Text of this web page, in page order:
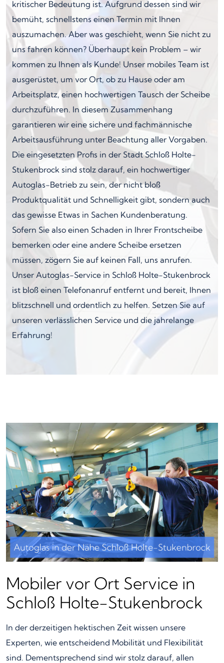
kritischer Bedeutung ist. Aufgrund dessen sind wir
bemüht, schnellstens einen Termin mit Ihnen
auszumachen. Aber was geschieht, wenn Sie nicht zu
uns fahren können? Überhaupt kein Problem – wir
kommen zu Ihnen als Kunde! Unser mobiles Team ist
ausgerüstet, um vor Ort, ob zu Hause oder am
Arbeitsplatz, einen hochwertigen Tausch der Scheibe
durchzuführen. In diesem Zusammenhang
garantieren wir eine sichere und fachmännische
Arbeitsausführung unter Beachtung aller Vorgaben.
Die eingesetzten Profis in der Stadt Schloß Holte-
Stukenbrock sind stolz darauf, ein hochwertiger
Autoglas-Betrieb zu sein, der nicht bloß
Produktqualität und Schnelligkeit gibt, sondern auch
das gewisse Etwas in Sachen Kundenberatung.
Sofern Sie also einen Schaden in Ihrer Frontscheibe
bemerken oder eine andere Scheibe ersetzen
müssen, zögern Sie auf keinen Fall, uns anrufen.
Unser Autoglas-Service in Schloß Holte-Stukenbrock
ist bloß einen Telefonanruf entfernt und bereit, Ihnen
blitzschnell und ordentlich zu helfen. Setzen Sie auf
unseren verlässlichen Service und die jahrelange
Erfahrung!
Mobiler vor Ort Service in
Schloß Holte-Stukenbrock
In der derzeitigen hektischen Zeit wissen unsere
Experten, wie entscheidend Mobilität und Flexibilität
sind. Dementsprechend sind wir stolz darauf, allen